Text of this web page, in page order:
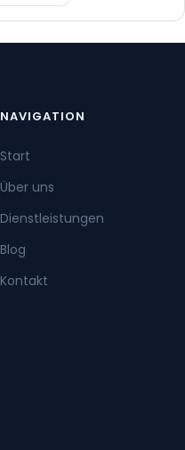
NAVIGATION
Start
Über uns
Dienstleistungen
Blog
Kontakt